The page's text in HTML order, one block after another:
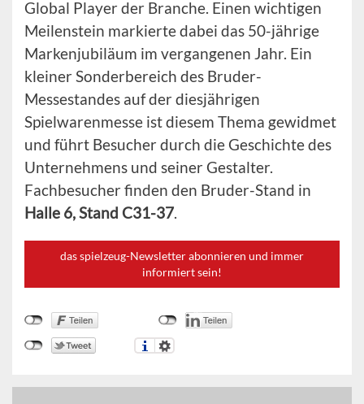
Global Player der Branche. Einen wichtigen
Meilenstein markierte dabei das 50-jährige
Markenjubiläum im vergangenen Jahr. Ein
kleiner Sonderbereich des Bruder-
Messestandes auf der diesjährigen
Spielwarenmesse ist diesem Thema gewidmet
und führt Besucher durch die Geschichte des
Unternehmens und seiner Gestalter.
Fachbesucher finden den Bruder-Stand in
Halle 6, Stand C31-37.
das spielzeug-Newsletter abonnieren und immer
informiert sein!